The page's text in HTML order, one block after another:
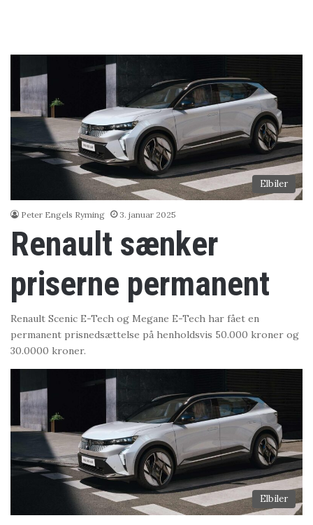
Elbiler
Peter Engels Ryming 3. januar 2025
Renault sænker
priserne permanent
Renault Scenic E-Tech og Megane E-Tech har fået en
permanent prisnedsættelse på henholdsvis 50.000 kroner og
30.0000 kroner.
Elbiler